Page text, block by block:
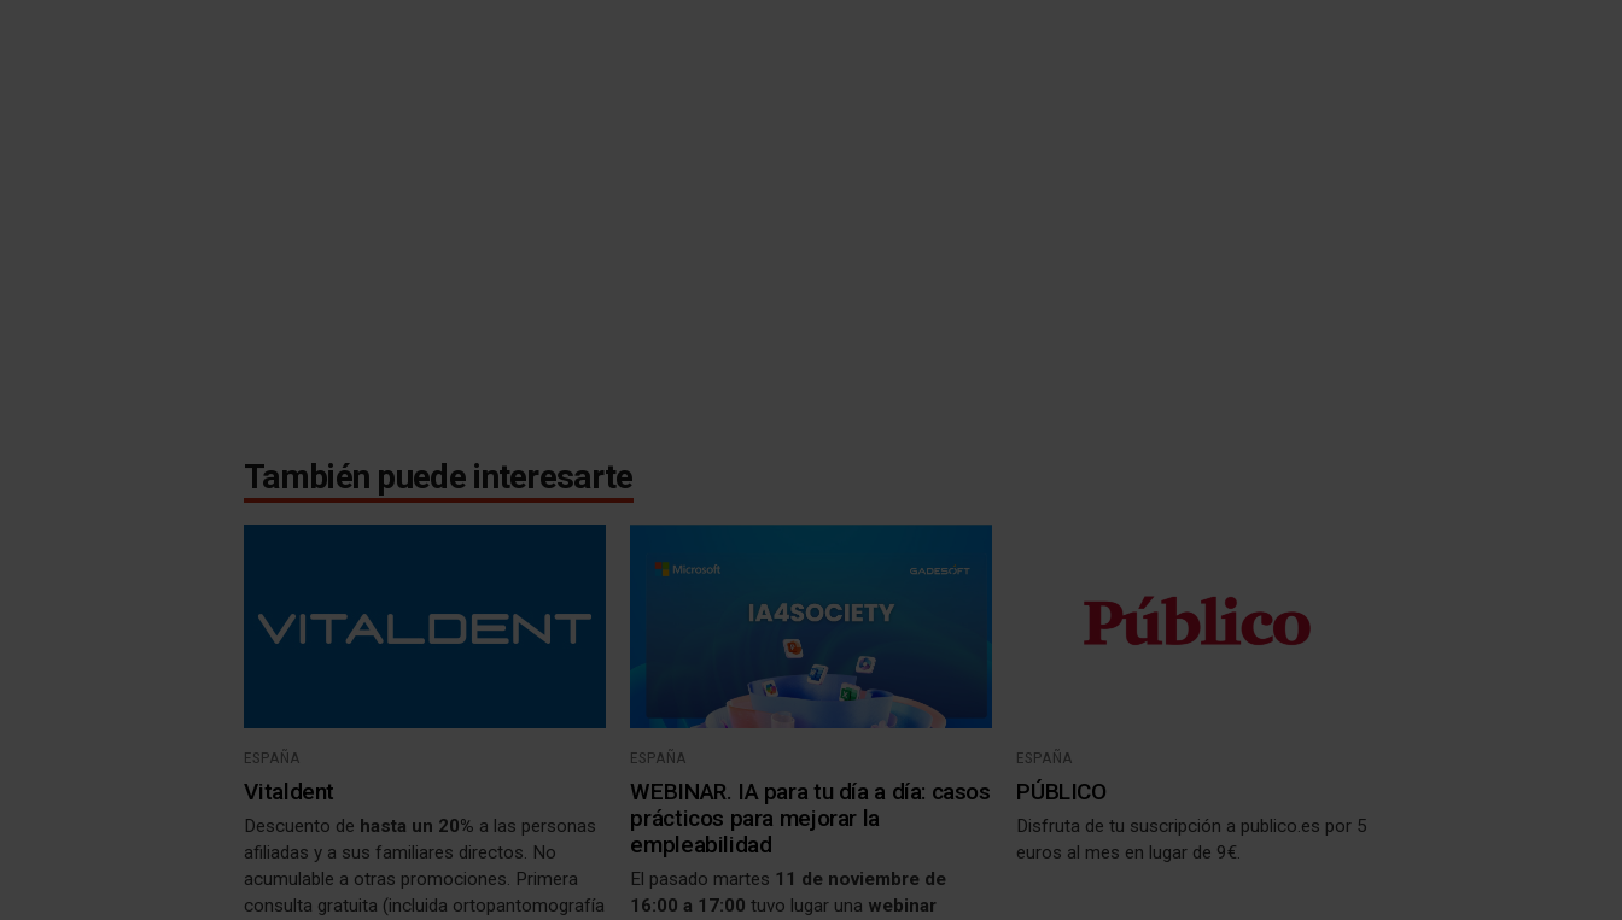
También puede interesarte
ESPAÑA
Vitaldent
Descuento de hasta un 20% a las personas
afiliadas y a sus familiares directos. No
acumulable a otras promociones. Primera
consulta gratuita (incluida ortopantomografía
ESPAÑA
WEBINAR. IA para tu día a día: casos
prácticos para mejorar la
empleabilidad
El pasado martes 11 de noviembre de
16:00 a 17:00tuvo lugar una webinar
ESPAÑA
PÚBLICO
Disfruta de tu suscripción a publico.es por 5
euros al mes en lugar de 9€.